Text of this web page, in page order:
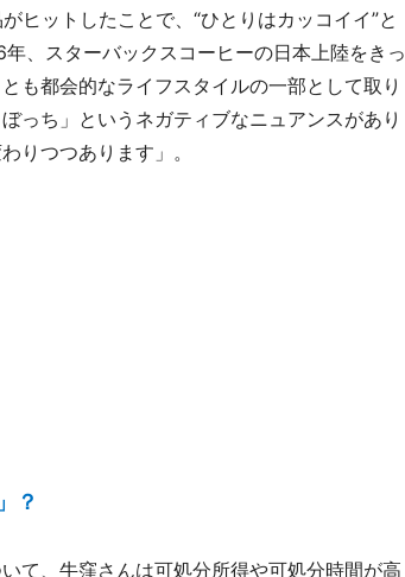
ヒットしたことで、“ひとりはカッコイイ”と
、スターバックスコーヒーの日本上陸をきっ
も都会的なライフスタイルの一部として取り
っち」というネガティブなニュアンスがあり
りつつあります」。
？
て、牛窪さんは可処分所得や可処分時間が高